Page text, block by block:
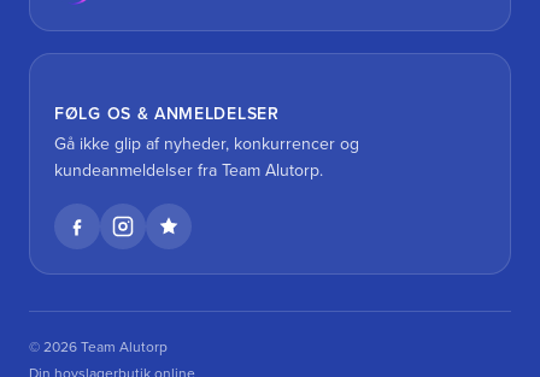
FØLG OS & ANMELDELSER
Gå ikke glip af nyheder, konkurrencer og
kundeanmeldelser fra Team Alutorp.
© 2026 Team Alutorp